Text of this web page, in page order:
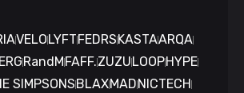
VELO LYFT FEDRS KASTAARQA
RandM FAFF.ZUZU LOOPHYPE
SIMPSONS BLAXMAD NICTECH